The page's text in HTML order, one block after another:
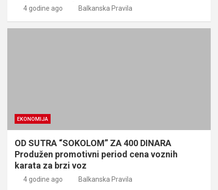
4 godine ago Balkanska Pravila
EKONOMIJA
OD SUTRA “SOKOLOM” ZA 400 DINARA
Produžen promotivni period cena voznih
karata za brzi voz
4 godine ago Balkanska Pravila